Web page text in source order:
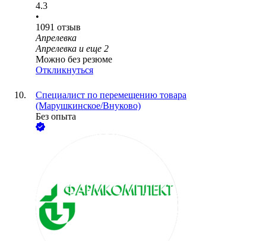
4.3
•
1091 отзыв
Апрелевка
Апрелевка и еще 2
Можно без резюме
Откликнуться
Специалист по перемещению товара
(Марушкинское/Внуково)
Без опыта